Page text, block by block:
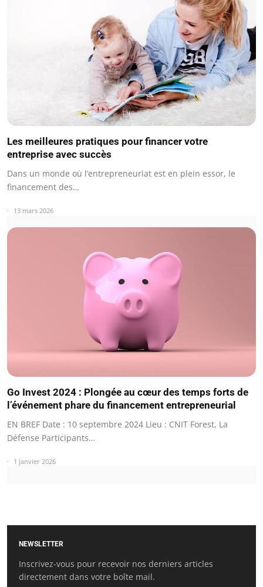
Les meilleures pratiques pour financer votre
entreprise avec succès
Dans un monde où l’entrepreneuriat est en plein essor, le
financement des…
13 mars 2026
Go Invest 2024 : Plongée au cœur des temps forts de
l’événement phare du financement entrepreneurial
EN BREF Date : 10 septembre 2024 Lieu : CNIT Forest, La
Défense Participants…
1 janvier 2026
NEWSLETTER
Inscrivez-vous pour recevoir nos derniers articles
directement dans votre boîte mail.